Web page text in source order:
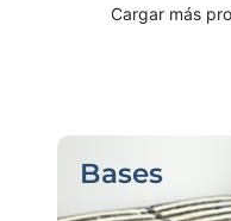
Cargar más
Bases